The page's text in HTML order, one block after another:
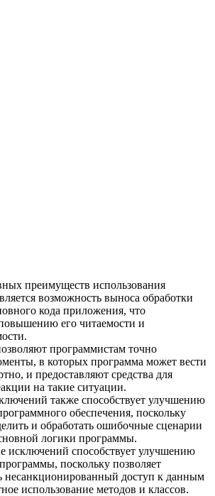
преимуществ использования
возможность выноса обработки
кода приложения, что
его читаемости и
программистам точно
в которых программа может вести
и предоставляют средства для
на такие ситуации.
также способствует улучшению
обеспечения, поскольку
и обработать ошибочные сценарии
логики программы.
исключений способствует улучшению
поскольку позволяет
несанкционированный доступ к данным
использование методов и классов.